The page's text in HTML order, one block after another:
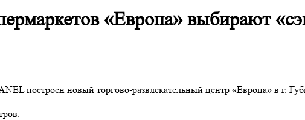
«Европа» выбирают
построен новый торгово-развлекательный центр «Европа» в г.